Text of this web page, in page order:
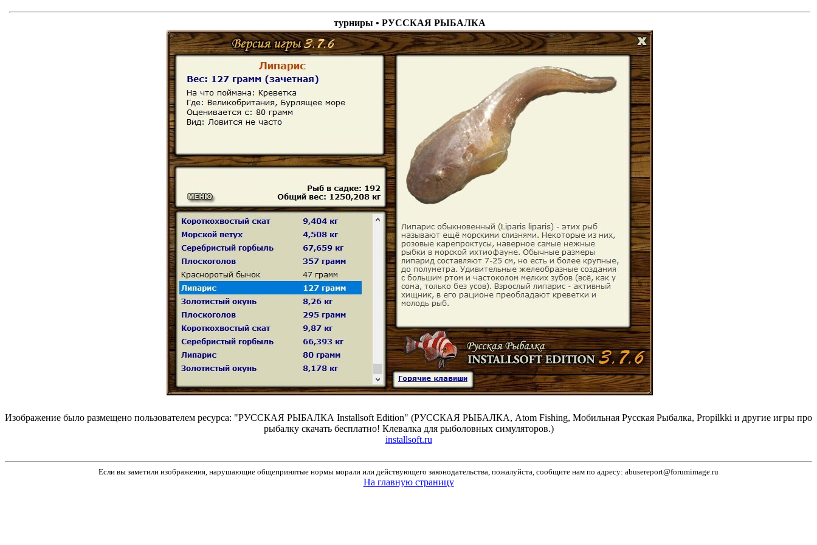
турниры • РУССКАЯ РЫБАЛКА
Изображение было размещено пользователем ресурса: "РУССКАЯ РЫБАЛКА Installsoft Edition" (РУССКАЯ РЫБАЛКА, Atom Fishing, Мобильная Русская Рыбалка, Propilkki и другие игры про
рыбалку скачать бесплатно! Клевалка для рыболовных симуляторов.)
installsoft.ru
Если вы заметили изображения, нарушающие общепринятые нормы морали или действующего законодательства, пожалуйста, сообщите нам по адресу: abusereport@forumimage.ru
На главную страницу